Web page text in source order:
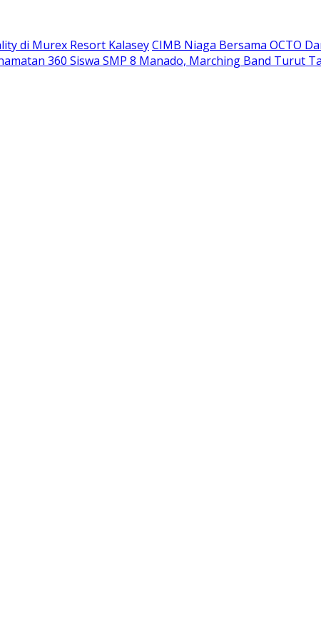
di Murex Resort KalaseyCIMB Niaga Bersama OCTO
360 Siswa SMP 8 Manado, Marching Band Turut